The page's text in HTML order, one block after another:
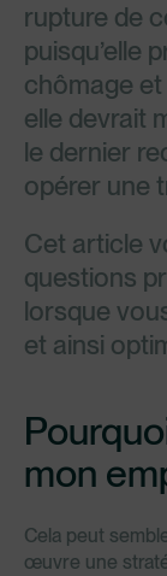
rupture de
puisqu’elle
chômage
elle devrait
le dernier
opérer une
Cet article
questions
lorsque
et ainsi
mon
Cela peut
œuvre une